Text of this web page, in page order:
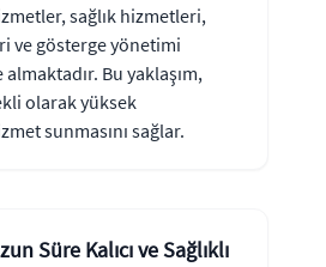
sağlık hizmetleri,
ve gösterge yönetimi
Bu yaklaşım,
olarak yüksek
sunmasını sağlar.
Süre Kalıcı ve Sağlıklı